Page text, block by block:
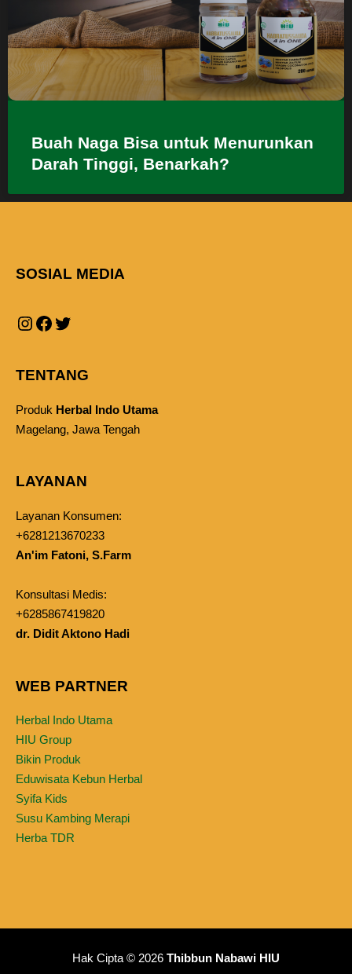
Buah Naga Bisa untuk Menurunkan
Darah Tinggi, Benarkah?
SOSIAL MEDIA
TENTANG
Produk Herbal Indo Utama
Magelang, Jawa Tengah
LAYANAN
Layanan Konsumen:
+6281213670233
An'im Fatoni, S.Farm
Konsultasi Medis:
+6285867419820
dr. Didit Aktono Hadi
WEB PARTNER
Herbal Indo Utama
HIU Group
Bikin Produk
Eduwisata Kebun Herbal
Syifa Kids
Susu Kambing Merapi
Herba TDR
Hak Cipta © 2026 Thibbun Nabawi HIU